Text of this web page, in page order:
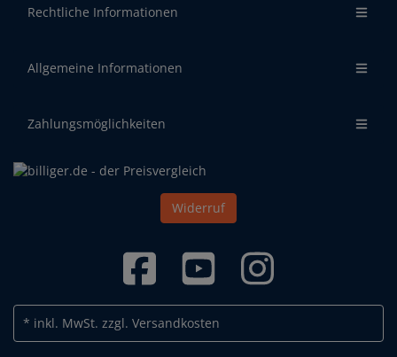
Rechtliche Informationen
Allgemeine Informationen
Zahlungsmöglichkeiten
Widerruf
* inkl. MwSt. zzgl. Versandkosten